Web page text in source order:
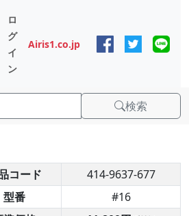
ロ
グ
イ
ン
Airis1.co.jp
検索
コード
414-9637-677
型番
#16